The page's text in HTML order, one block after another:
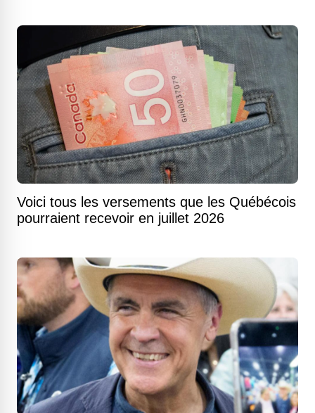
Voici tous les versements que les Québécois
pourraient recevoir en juillet 2026